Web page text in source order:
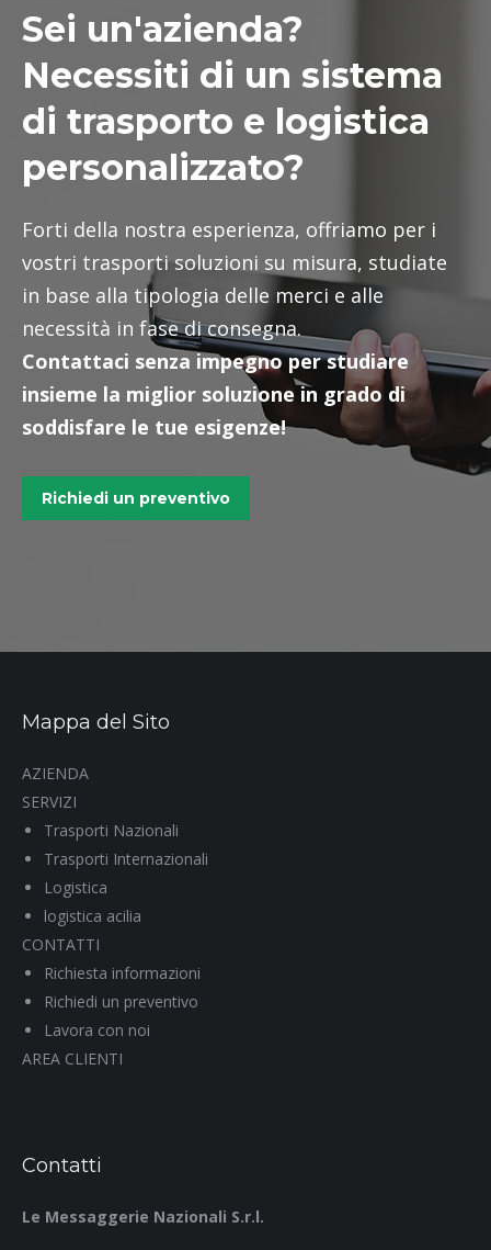
Sei un'azienda?
Necessiti di un sistema
di trasporto e logistica
personalizzato?
Forti della nostra esperienza, offriamo per i
vostri trasporti soluzioni su misura, studiate
in base alla tipologia delle merci e alle
necessità in fase di consegna.
Contattaci senza impegno per studiare
insieme la miglior soluzione in grado di
soddisfare le tue esigenze!
Richiedi un preventivo
Mappa del Sito
AZIENDA
SERVIZI
Trasporti Nazionali
Trasporti Internazionali
Logistica
logistica acilia
CONTATTI
Richiesta informazioni
Richiedi un preventivo
Lavora con noi
AREA CLIENTI
Contatti
Le Messaggerie Nazionali S.r.l.